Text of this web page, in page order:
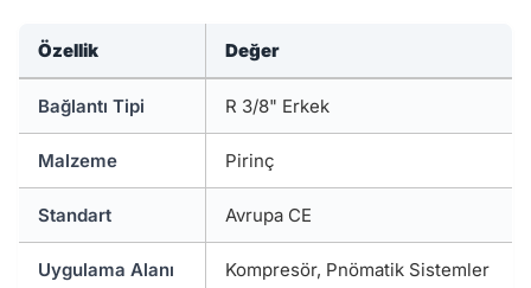
Özellik Değer
Bağlantı Tipi R 3/8" Erkek
Malzeme Pirinç
Standart Avrupa CE
Uygulama Alanı Kompresör, Pnömatik Sistemler